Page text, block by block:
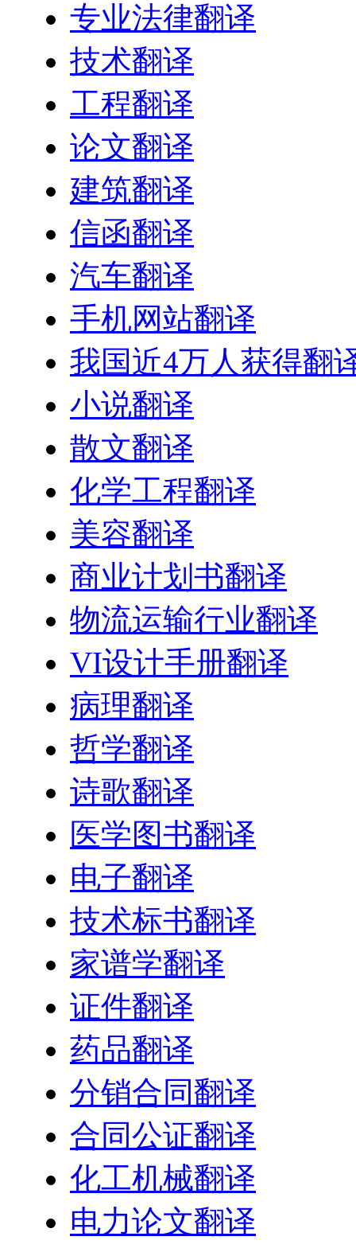
专业法律翻译
技术翻译
工程翻译
论文翻译
建筑翻译
信函翻译
汽车翻译
手机网站翻译
我国近4万人获得翻
小说翻译
散文翻译
化学工程翻译
美容翻译
商业计划书翻译
物流运输行业翻译
VI设计手册翻译
病理翻译
哲学翻译
诗歌翻译
医学图书翻译
电子翻译
技术标书翻译
家谱学翻译
证件翻译
药品翻译
分销合同翻译
合同公证翻译
化工机械翻译
电力论文翻译